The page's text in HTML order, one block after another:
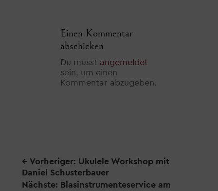
Einen Kommentar
abschicken
Du musst angemeldet
sein, um einen
Kommentar abzugeben.
← Vorheriger: Ukulele Workshop mit
Daniel Schusterbauer
Nächste: Blasinstrumenteservice am